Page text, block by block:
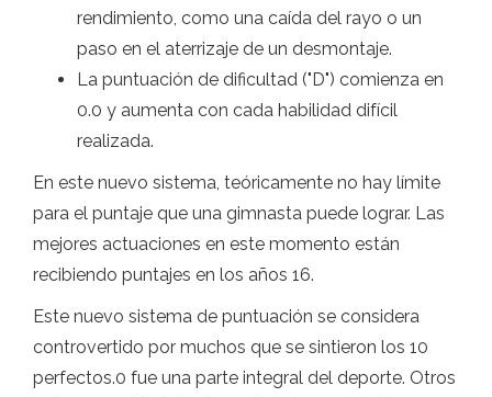
rendimiento, como una caída del rayo o un
paso en el aterrizaje de un desmontaje.
La puntuación de dificultad ("D") comienza en
0.0 y aumenta con cada habilidad difícil
realizada.
En este nuevo sistema, teóricamente no hay límite
para el puntaje que una gimnasta puede lograr. Las
mejores actuaciones en este momento están
recibiendo puntajes en los años 16.
Este nuevo sistema de puntuación se considera
controvertido por muchos que se sintieron los 10
perfectos.0 fue una parte integral del deporte. Otros